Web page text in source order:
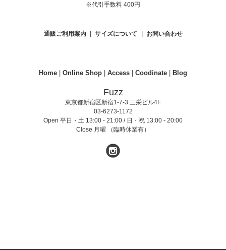
※代引手数料 400円
通販ご利用案内 サイズについて お問い合わせ
Home Online Shop Access Coodinate Blog
Fuzz
東京都新宿区新宿1-7-3 三栄ビル4F
03-6273-1172
Open 平日・土 13:00 - 21:00 / 日・祝 13:00 - 20:00
Close 月曜 （臨時休業有）